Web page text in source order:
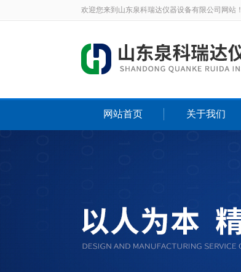
欢迎您来到山东泉科瑞达仪器设备有限公司网站！
网站首页 关于我们